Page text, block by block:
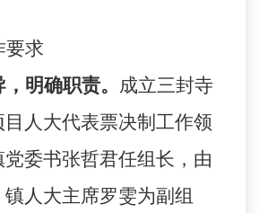
要求
明确职责。 成立三封寺
人大代表票决制工作领
党委书张哲君任组长，由
镇人大主席罗雯为副组